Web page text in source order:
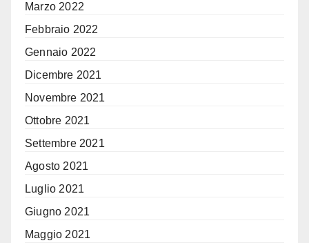
Marzo 2022
Febbraio 2022
Gennaio 2022
Dicembre 2021
Novembre 2021
Ottobre 2021
Settembre 2021
Agosto 2021
Luglio 2021
Giugno 2021
Maggio 2021